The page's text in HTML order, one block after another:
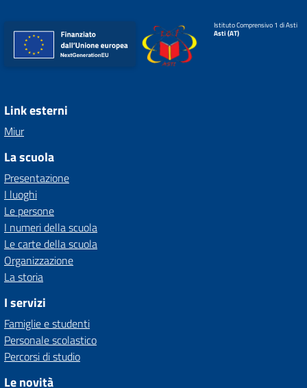
Istituto Comprensivo 1 di Asti
Asti (AT)
Link esterni
Miur
La scuola
Presentazione
I luoghi
Le persone
I numeri della scuola
Le carte della scuola
Organizzazione
La storia
I servizi
Famiglie e studenti
Personale scolastico
Percorsi di studio
Le novità